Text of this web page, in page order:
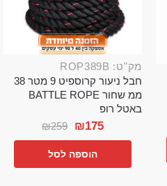
מק"ט: ROP389B
חבל ניעור קרוספיט 9 מטר 38
ממ שחור BATTLE ROPE
באטל רופ
₪259 ₪175
הוספה לסל